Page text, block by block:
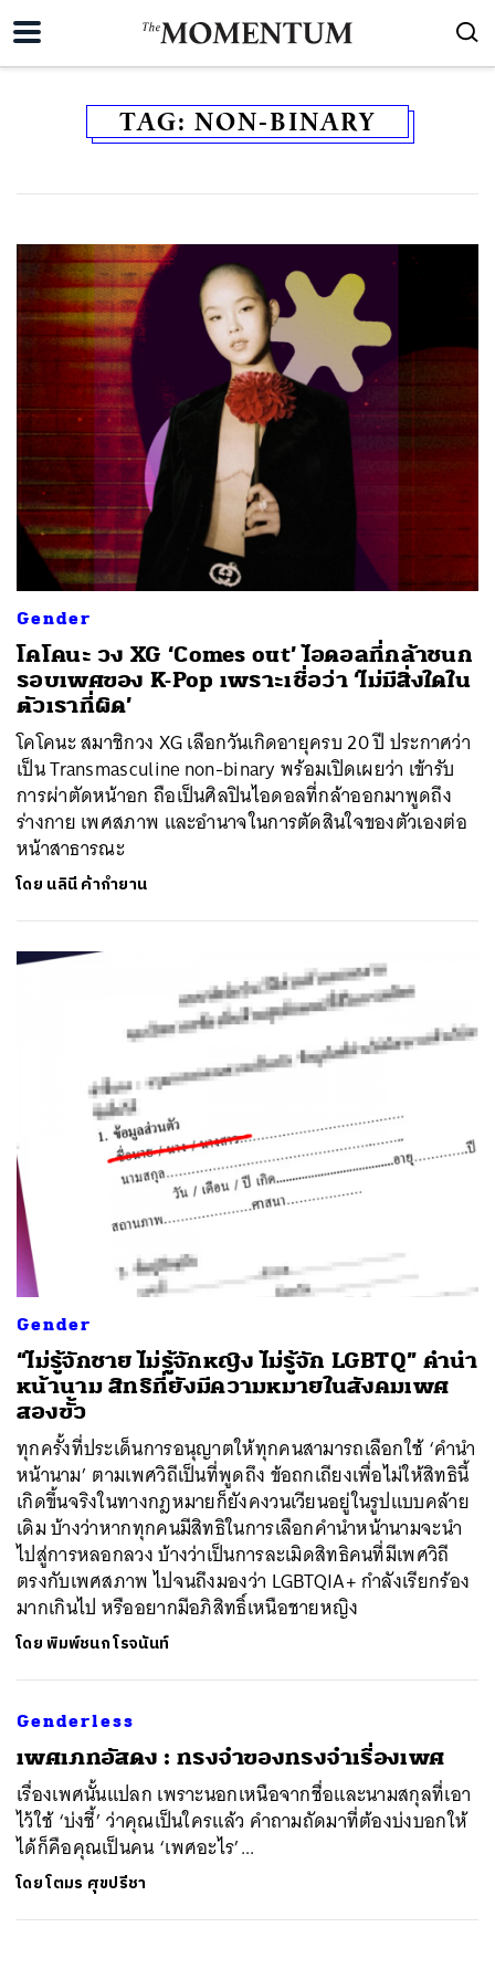
TAG: NON-BINARY
Gender
โคโคนะ วง XG ‘Comes out’ ไอดอลที่กล้าชนก
รอบเพศของ K-Pop เพราะเชื่อว่า ‘ไม่มีสิ่งใดใน
ตัวเราที่ผิด’
โคโคนะ สมาชิกวง XG เลือกวันเกิดอายุครบ 20 ปี ประกาศว่า
เป็น Transmasculine non-binary พร้อมเปิดเผยว่า เข้ารับ
การผ่าตัดหน้าอก ถือเป็นศิลปินไอดอลที่กล้าออกมาพูดถึง
ร่างกาย เพศสภาพ และอำนาจในการตัดสินใจของตัวเองต่อ
หน้าสาธารณะ
โดย นลินี ค้ากำยาน
Gender
“ไม่รู้จักชาย ไม่รู้จักหญิง ไม่รู้จัก LGBTQ” คำนำ
หน้านาม สิทธิที่ยังมีความหมายในสังคมเพศ
สองขั้ว
ทุกครั้งที่ประเด็นการอนุญาตให้ทุกคนสามารถเลือกใช้ ‘คำนำ
หน้านาม’ ตามเพศวิถีเป็นที่พูดถึง ข้อถกเถียงเพื่อไม่ให้สิทธินี้
เกิดขึ้นจริงในทางกฎหมายก็ยังคงวนเวียนอยู่ในรูปแบบคล้าย
เดิม บ้างว่าหากทุกคนมีสิทธิในการเลือกคำนำหน้านามจะนำ
ไปสู่การหลอกลวง บ้างว่าเป็นการละเมิดสิทธิคนที่มีเพศวิถี
ตรงกับเพศสภาพ ไปจนถึงมองว่า LGBTQIA+ กำลังเรียกร้อง
มากเกินไป หรืออยากมีอภิสิทธิ์เหนือชายหญิง
โดยพิมพ์ชนก โรจนันท์
Genderless
เพศเภทอัสดง : ทรงจำของทรงจำเรื่องเพศ
เรื่องเพศนั้นแปลก เพราะนอกเหนือจากชื่อและนามสกุลที่เอา
ไว้ใช้ ‘บ่งชี้’ ว่าคุณเป็นใครแล้ว คำถามถัดมาที่ต้องบ่งบอกให้
ได้ก็คือคุณเป็นคน ‘เพศอะไร’...
โดยโตมร ศุขปรีชา
SHARE